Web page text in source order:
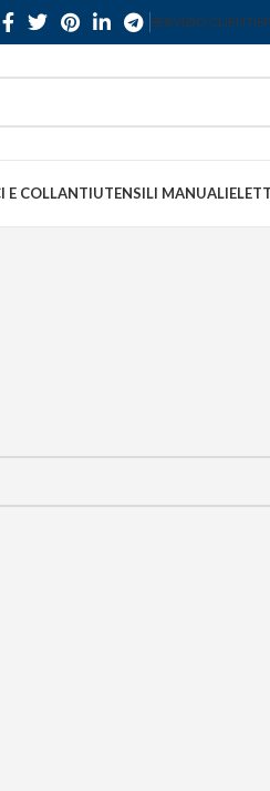
SERVIZIO CLIENTI
E COLLANTIUTENSILI MANUALI